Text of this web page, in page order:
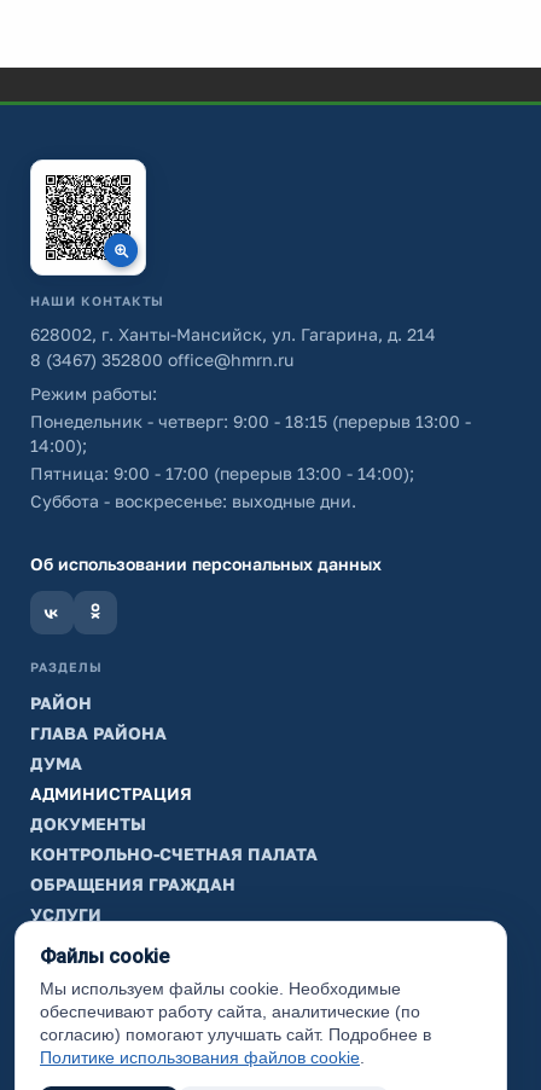
НАШИ КОНТАКТЫ
628002, г. Ханты-Мансийск, ул. Гагарина, д. 214
8 (3467) 352800 office@hmrn.ru
Режим работы:
Понедельник - четверг: 9:00 - 18:15 (перерыв 13:00 -
14:00);
Пятница: 9:00 - 17:00 (перерыв 13:00 - 14:00);
Суббота - воскресенье: выходные дни.
Об использовании персональных данных
РАЗДЕЛЫ
РАЙОН
ГЛАВА РАЙОНА
ДУМА
АДМИНИСТРАЦИЯ
ДОКУМЕНТЫ
КОНТРОЛЬНО-СЧЕТНАЯ ПАЛАТА
ОБРАЩЕНИЯ ГРАЖДАН
УСЛУГИ
ТИК
ИНФОРМАЦИЯ
Законодательная карта
Карта сайта
Файлы cookie
Мы используем файлы cookie. Необходимые
обеспечивают работу сайта, аналитические (по
согласию) помогают улучшать сайт. Подробнее в
Политике использования файлов cookie